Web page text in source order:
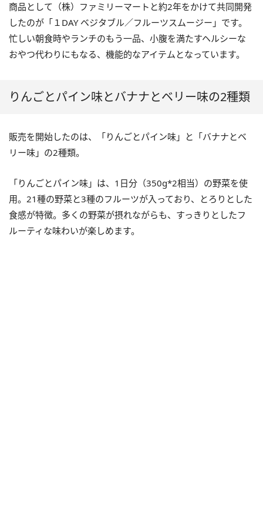
商品として（株）ファミリーマートと約2年をかけて共同開発
したのが「１DAY ベジタブル／フルーツスムージー」です。
忙しい朝食時やランチのもう一品、小腹を満たすヘルシーな
おやつ代わりにもなる、機能的なアイテムとなっています。
りんごとパイン味とバナナとベリー味の2種類
販売を開始したのは、「りんごとパイン味」と「バナナとベ
リー味」の2種類。
「りんごとパイン味」は、1日分（350g*2相当）の野菜を使
用。21種の野菜と3種のフルーツが入っており、とろりとした
食感が特徴。多くの野菜が摂れながらも、すっきりとしたフ
ルーティな味わいが楽しめます。